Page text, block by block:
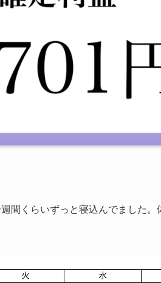
間くらいずっと寝込んでました